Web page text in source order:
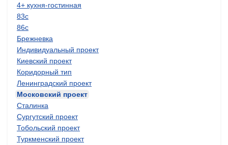
4+ кухня-гостинная
83с
86с
Брежневка
Индивидуальный проект
Киевский проект
Коридорный тип
Ленинградский проект
Московский проект
Сталинка
Сургутский проект
Тобольский проект
Туркменский проект